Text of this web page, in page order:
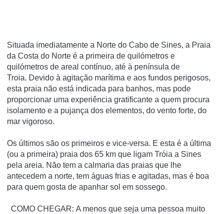
Situada imediatamente a Norte do Cabo de Sines, a Praia
da Costa do Norte é a primeira de quilómetros e
quilómetros de areal contínuo, até à península de
Troia. Devido à agitação marítima e aos fundos perigosos,
esta praia não está indicada para banhos, mas pode
proporcionar uma experiência gratificante a quem procura
isolamento e a pujança dos elementos, do vento forte, do
mar vigoroso.
Os últimos são os primeiros e vice-versa. E esta é a última
(ou a primeira) praia dos 65 km que ligam Tróia a Sines
pela areia. Não tem a calmaria das praias que lhe
antecedem a norte, tem águas frias e agitadas, mas é boa
para quem gosta de apanhar sol em sossego.
COMO CHEGAR: A menos que seja uma pessoa muito